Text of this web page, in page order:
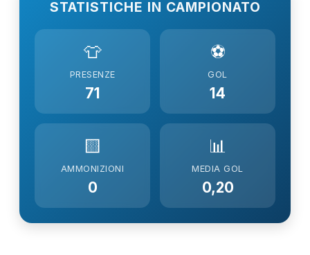
STATISTICHE IN CAMPIONATO
👕
PRESENZE
71
⚽
GOL
14
🟨
AMMONIZIONI
0
📊
MEDIA GOL
0,20